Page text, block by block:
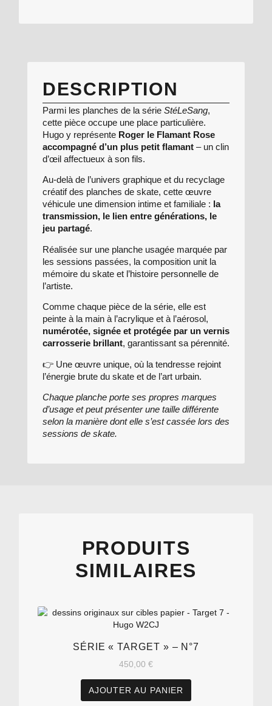
DESCRIPTION
Parmi les planches de la série StéLeSang,
cette pièce occupe une place particulière.
Hugo y représente Roger le Flamant Rose
accompagné d’un plus petit flamant– un clin
d’œil affectueux à son fils.
Au-delà de l’univers graphique et du recyclage
créatif des planches de skate, cette œuvre
véhicule une dimension intime et familiale : la
transmission, le lien entre générations, le
jeu partagé.
Réalisée sur une planche usagée marquée par
les sessions passées, la composition unit la
mémoire du skate et l’histoire personnelle de
l’artiste.
Comme chaque pièce de la série, elle est
peinte à la main à l’acrylique et à l’aérosol,
numérotée, signée et protégée par un vernis
carrosserie brillant, garantissant sa pérennité.
👉 Une œuvre unique, où la tendresse rejoint
l’énergie brute du skate et de l’art urbain.
Chaque planche porte ses propres marques
d’usage et peut présenter une taille différente
selon la manière dont elle s’est cassée lors des
sessions de skate.
PRODUITS
SIMILAIRES
SÉRIE « TARGET » – N°7
450,00 €
AJOUTER AU PANIER